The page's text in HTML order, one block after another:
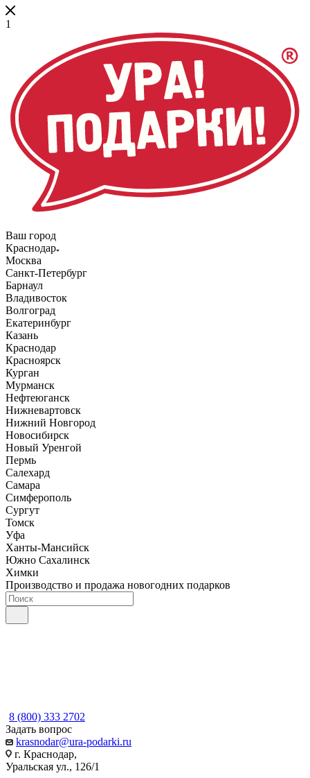
1
Ваш город
Краснодар
Москва
Санкт-Петербург
Барнаул
Владивосток
Волгоград
Екатеринбург
Казань
Краснодар
Красноярск
Курган
Мурманск
Нефтеюганск
Нижневартовск
Нижний Новгород
Новосибирск
Новый Уренгой
Пермь
Салехард
Самара
Симферополь
Сургут
Томск
Уфа
Ханты-Мансийск
Южно Сахалинск
Химки
Производство и продажа новогодних подарков
8 (800) 333 2702
Задать вопрос
krasnodar@ura-podarki.ru
г. Краснодар,
Уральская ул., 126/1